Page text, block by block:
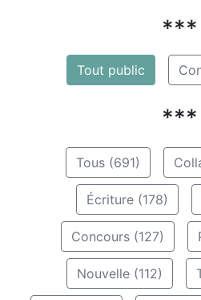
***
Tout public
***
Tous (691)
Écriture (178)
Concours (127)
Nouvelle (112)